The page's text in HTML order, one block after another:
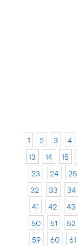
1 2 3 4
13
14 15
23
24 25
32
33 34
41
42 43
50
51 52
59
60 61